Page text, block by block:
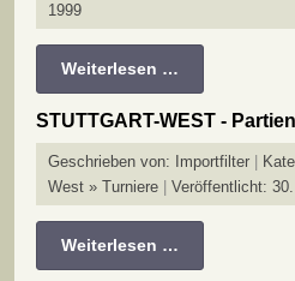
1999
Weiterlesen …
STUTTGART-WEST - Partien
Geschrieben von: Importfilter
West » Turniere
Veröffentlicht:
Weiterlesen …